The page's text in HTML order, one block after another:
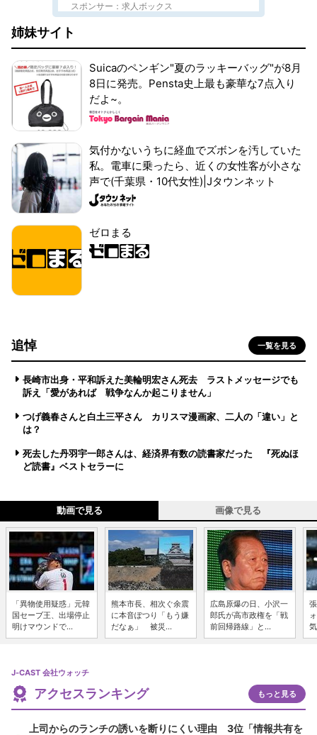
スポンサー：求人ボックス
姉妹サイト
Suicaのペンギン"夏のラッキーバッグ"が8月
8日に発売。Pensta史上最も豪華な7点入り
だよ~。
気付かないうちに経血でズボンを汚していた
私。電車に乗ったら、近くの女性客が小さな
声で(千葉県・10代女性)|Jタウンネット
ゼロまる
追悼 一覧を見る
長崎市出身・平和訴えた美輪明宏さん死去 ラストメッセージでも
訴え「愛があれば 戦争なんか起こりません」
つげ義春さんと白土三平さん カリスマ漫画家、二人の「違い」と
は？
死去した丹羽宇一郎さんは、経済界有数の読書家だった 『死ぬほ
ど読書』ベストセラーに
動画で見る 画像で見る
「異物使用疑惑」元韓
国セーブ王、出場停止
明けマウンドで...
熊本市長、相次ぐ余震
に本音ぽつり「もう嫌
だなぁ」 被災...
広島原爆の日、小沢一
郎氏が高市政権を「戦
前回帰路線」と...
J-CAST 会社ウォッチ
アクセスランキング もっと見る
上司からのランチの誘いを断りにくい理由 3位「情報共有を